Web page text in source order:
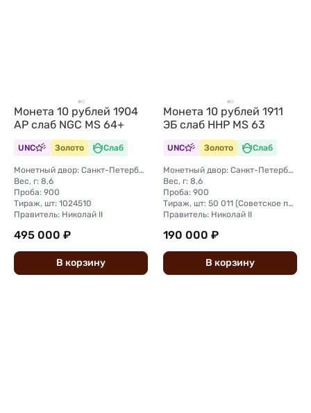
Монета 10 рублей 1904
АР слаб NGC MS 64+
UNC Золото Слаб
Монетный двор: Санкт-Петербургский монетный двор
Вес, г: 8,6
Проба: 900
Тираж, шт: 1024510
Правитель: Николай II
495 000 ₽
В корзину
Монета 10 рублей 1911
ЭБ слаб ННР MS 63
UNC Золото Слаб
Монетный двор: Санкт-Петербургский монетный двор
Вес, г: 8,6
Проба: 900
Тираж, шт: 50 011 (Советское правительство с декабря 1925 г. по март 1926 г. отчеканило 2 011 000 10-ти рублевого достоинства царского образца, предположительно штемпелями 1911 г.)
Правитель: Николай II
190 000 ₽
В корзину